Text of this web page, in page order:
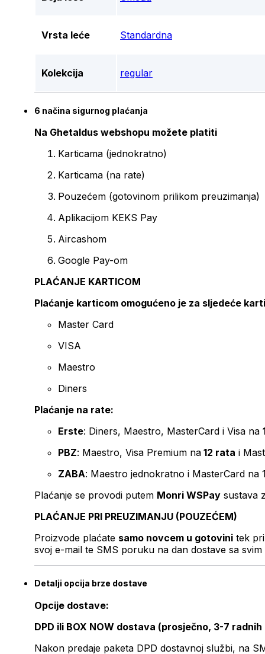
Vrsta leće Standardna
Kolekcija regular
6 načina sigurnog plaćanja
Na Ghetaldus webshopu možete platiti
Karticama (jednokratno)
Karticama (na rate)
Pouzećem (gotovinom prilikom preuzimanja)
Aplikacijom KEKS Pay
Aircashom
Google Pay-om
PLAĆANJE KARTICOM
Plaćanje karticom omogućeno je za sljedeće
Master Card
VISA
Maestro
Diners
Plaćanje na rate:
Erste: Diners, Maestro, MasterCard i Visa na
PBZ: Maestro, Visa Premium na 12 rata i
ZABA: Maestro jednokratno i MasterCard na
Plaćanje se provodi putem Monri WSPay sustava
PLAĆANJE PRI PREUZIMANJU (POUZEĆEM)
Proizvode plaćate samo novcem u gotovini tek
svoj e-mail te SMS poruku na dan dostave sa svim
Detalji opcija brze dostave
Opcije dostave:
DPD ili BOX NOW dostava (prosječno, 3-7 radnih
Nakon predaje paketa DPD dostavnoj službi, na